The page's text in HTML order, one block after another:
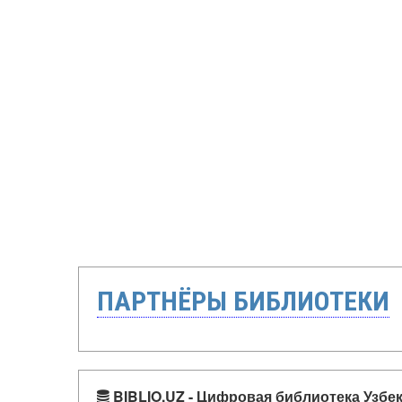
ПАРТНЁРЫ БИБЛИОТЕКИ
BIBLIO.UZ - Цифровая библиотека